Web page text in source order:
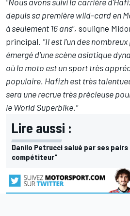
depuis sa première wild-card en
à seulement 16 ans", souligne
principal. "Il est l'un des
émergé d'une scène asiatique
où la moto est un sport très
populaire. Hafizh est très
sera une recrue très précieuse
le World Superbike."
Lire aussi :
Danilo Petrucci salué par ses pairs
compétiteur"